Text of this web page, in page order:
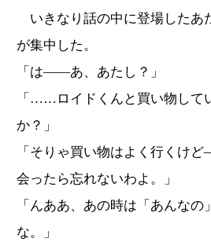
いきなり話の中に登場したあ
が集中した。
「は――あ、あたし？」
「……ロイドくんと買い物して
か？」
「そりゃ買い物はよく行くけ
会ったら忘れないわよ。」
「んああ、あの時は「あんな
な。」